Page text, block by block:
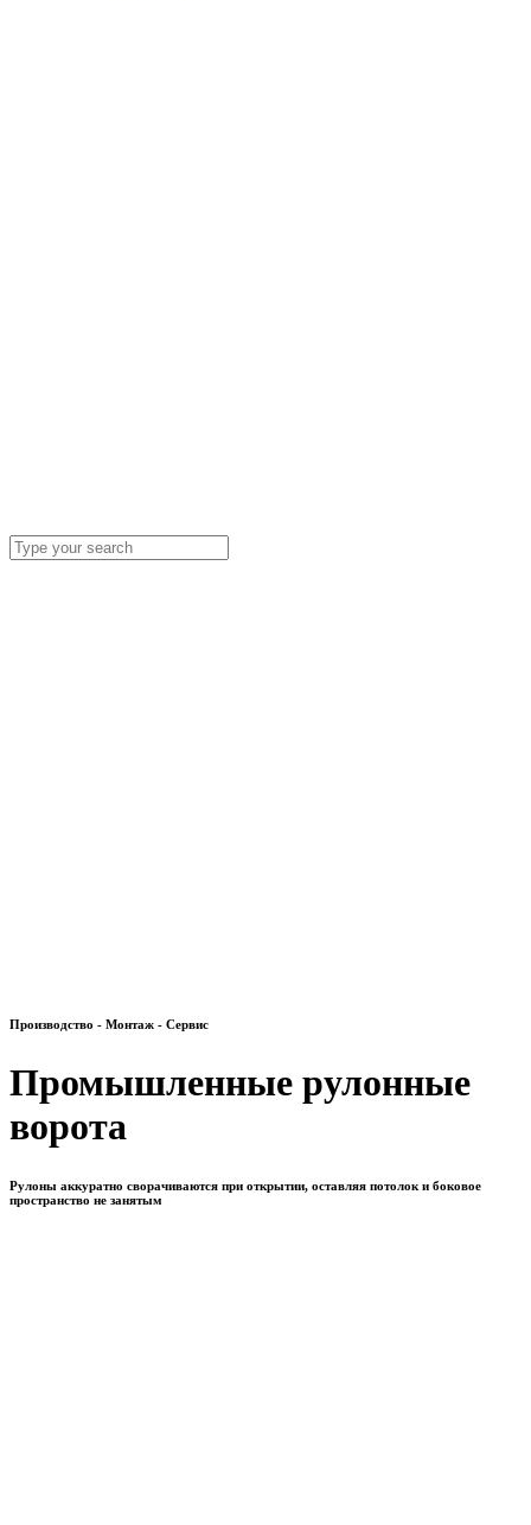
Производство - Монтаж - Сервис
Промышленные рулонные
ворота
Рулоны аккуратно сворачиваются при открытии, оставляя потолок и боковое
пространство не занятым